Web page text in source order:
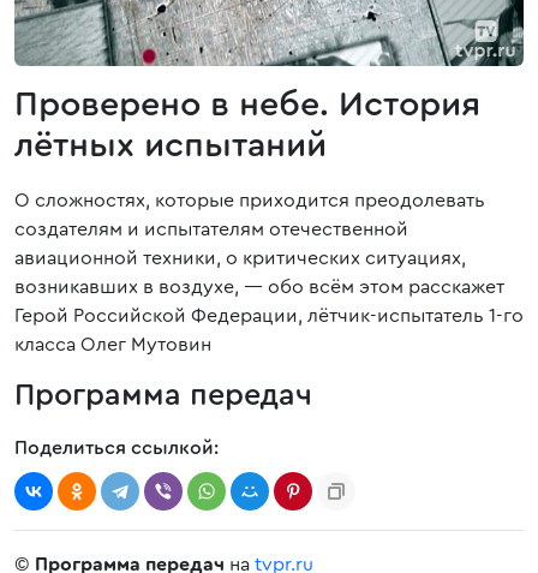
Проверено в небе. История
лётных испытаний
О сложностях, которые приходится преодолевать
создателям и испытателям отечественной
авиационной техники, о критических ситуациях,
возникавших в воздухе, — обо всём этом расскажет
Герой Российской Федерации, лётчик-испытатель 1-го
класса Олег Мутовин
Программа передач
Поделиться ссылкой:
© Программа передач на tvpr.ru